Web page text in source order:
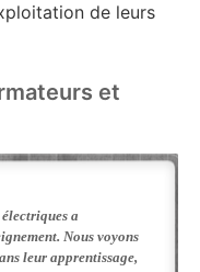
de leurs
et
a
Nous voyons
leur apprentissage,